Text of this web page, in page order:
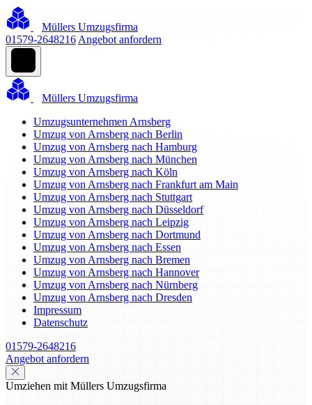
Müllers Umzugsfirma
01579-2648216 Angebot anfordern
Müllers Umzugsfirma
Umzugsunternehmen Arnsberg
Umzug von Arnsberg nach Berlin
Umzug von Arnsberg nach Hamburg
Umzug von Arnsberg nach München
Umzug von Arnsberg nach Köln
Umzug von Arnsberg nach Frankfurt am Main
Umzug von Arnsberg nach Stuttgart
Umzug von Arnsberg nach Düsseldorf
Umzug von Arnsberg nach Leipzig
Umzug von Arnsberg nach Dortmund
Umzug von Arnsberg nach Essen
Umzug von Arnsberg nach Bremen
Umzug von Arnsberg nach Hannover
Umzug von Arnsberg nach Nürnberg
Umzug von Arnsberg nach Dresden
Impressum
Datenschutz
01579-2648216
Angebot anfordern
Umziehen mit Müllers Umzugsfirma